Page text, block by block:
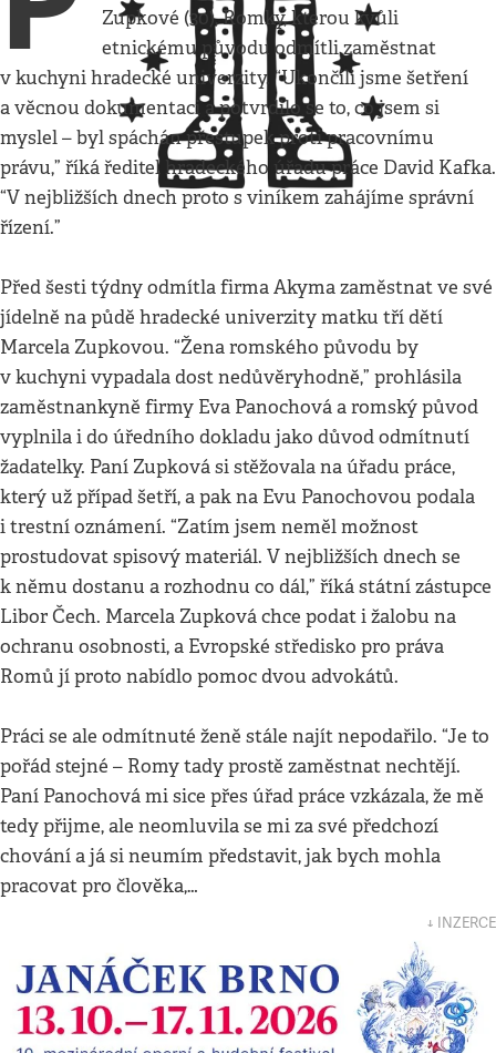
Zupkové (30), Romky, kterou kvůli
etnickému původu odmítli zaměstnat
v kuchyni hradecké univerzity. “Ukončili jsme šetření
a věcnou dokumentaci a potvrdilo se to, co jsem si
myslel – byl spáchán přestupek proti pracovnímu
právu,” říká ředitel hradeckého úřadu práce David Kafka.
“V nejbližších dnech proto s viníkem zahájíme správní
řízení.”
Před šesti týdny odmítla firma Akyma zaměstnat ve své
jídelně na půdě hradecké univerzity matku tří dětí
Marcela Zupkovou. “Žena romského původu by
v kuchyni vypadala dost nedůvěryhodně,” prohlásila
zaměstnankyně firmy Eva Panochová a romský původ
vyplnila i do úředního dokladu jako důvod odmítnutí
žadatelky. Paní Zupková si stěžovala na úřadu práce,
který už případ šetří, a pak na Evu Panochovou podala
i trestní oznámení. “Zatím jsem neměl možnost
prostudovat spisový materiál. V nejbližších dnech se
k němu dostanu a rozhodnu co dál,” říká státní zástupce
Libor Čech. Marcela Zupková chce podat i žalobu na
ochranu osobnosti, a Evropské středisko pro práva
Romů jí proto nabídlo pomoc dvou advokátů.
Práci se ale odmítnuté ženě stále najít nepodařilo. “Je to
pořád stejné – Romy tady prostě zaměstnat nechtějí.
Paní Panochová mi sice přes úřad práce vzkázala, že mě
tedy přijme, ale neomluvila se mi za své předchozí
chování a já si neumím představit, jak bych mohla
pracovat pro člověka,…
↓ INZERCE